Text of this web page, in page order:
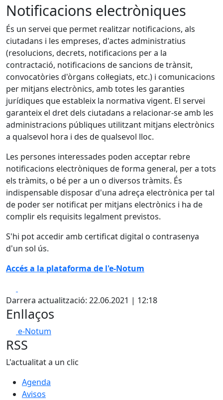
Notificacions electròniques
És un servei que permet realitzar notificacions, als
ciutadans i les empreses, d'actes administratius
(resolucions, decrets, notificacions per a la
contractació, notificacions de sancions de trànsit,
convocatòries d'òrgans col·legiats, etc.) i comunicacions
per mitjans electrònics, amb totes les garanties
jurídiques que estableix la normativa vigent. El servei
garanteix el dret dels ciutadans a relacionar-se amb les
administracions públiques utilitzant mitjans electrònics
a qualsevol hora i des de qualsevol lloc.
Les persones interessades poden acceptar rebre
notificacions electròniques de forma general, per a tots
els tràmits, o bé per a un o diversos tràmits. És
indispensable disposar d'una adreça electrònica per tal
de poder ser notificat per mitjans electrònics i ha de
complir els requisits legalment previstos.
S'hi pot accedir amb certificat digital o contrasenya
d'un sol ús.
Accés a la plataforma de l'e-Notum
Darrera actualització: 22.06.2021 | 12:18
Enllaços
e-Notum
RSS
L'actualitat a un clic
Agenda
Avisos